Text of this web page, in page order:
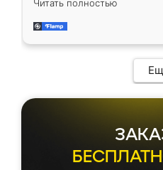
приехал замерщик,
и снял размеры.
мебель сразу встала
каких-либо
довольна, все
Читать полностью